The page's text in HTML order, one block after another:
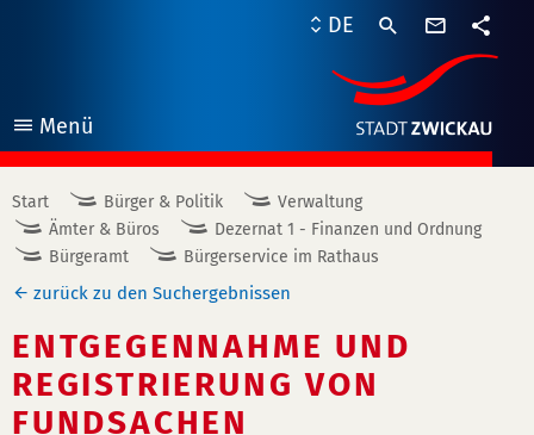
Menü
öffnen
DE
Start Bürger & Politik
Verwaltung
Ämter & Büros
Dezernat 1 - Finanzen und Ordnung
Bürgeramt
Bürgerservice im Rathaus
zurück zu den Suchergebnissen
ENTGEGENNAHME UND
REGISTRIERUNG VON
FUNDSACHEN